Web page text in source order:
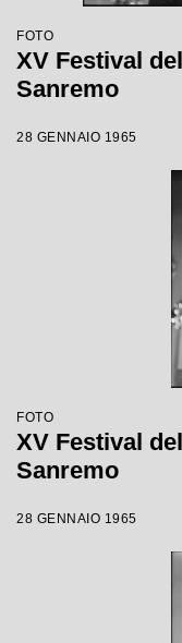
FOTO
XV Festival
Sanremo
28 GENNAIO 1965
FOTO
XV Festival
Sanremo
28 GENNAIO 1965